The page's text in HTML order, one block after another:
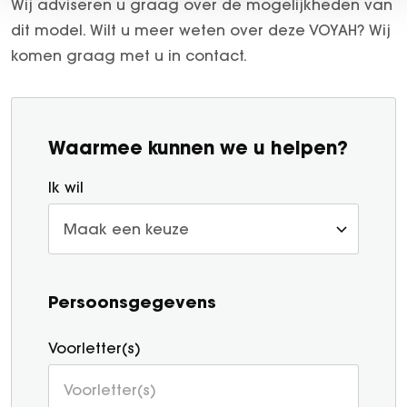
Wij adviseren u graag over de mogelijkheden van
dit model. Wilt u meer weten over deze VOYAH? Wij
komen graag met u in contact.
Waarmee kunnen we u helpen?
Ik wil
Persoonsgegevens
Voorletter(s)